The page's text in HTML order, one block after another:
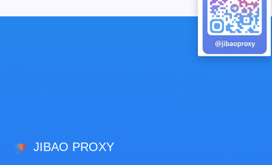
JIBAO PROXY